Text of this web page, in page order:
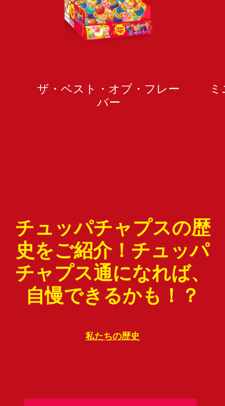
ザ・ベスト・オブ・フレー
バー
チュッパチャプスの歴
史をご紹介！チュッパ
チャプス通になれば、
自慢できるかも！？
私たちの歴史